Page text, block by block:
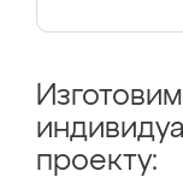
проекту: